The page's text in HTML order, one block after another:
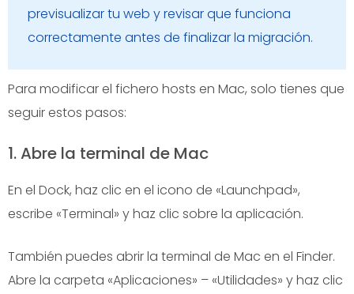
previsualizar tu web y revisar que funciona
correctamente antes de finalizar la migración.
Para modificar el fichero hosts en Mac, solo tienes que
seguir estos pasos:
1. Abre la terminal de Mac
En el Dock, haz clic en el icono de «Launchpad»,
escribe «Terminal» y haz clic sobre la aplicación.
También puedes abrir la terminal de Mac en el Finder.
Abre la carpeta «Aplicaciones» – «Utilidades» y haz clic